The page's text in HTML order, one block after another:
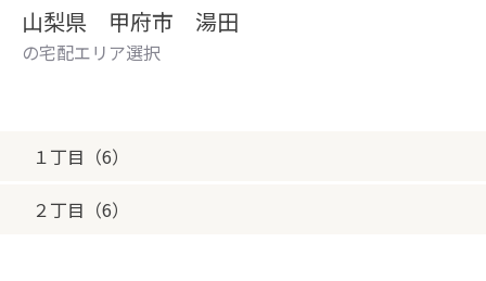
山梨県 甲府市 湯田
の宅配エリア選択
１丁目（6）
２丁目（6）